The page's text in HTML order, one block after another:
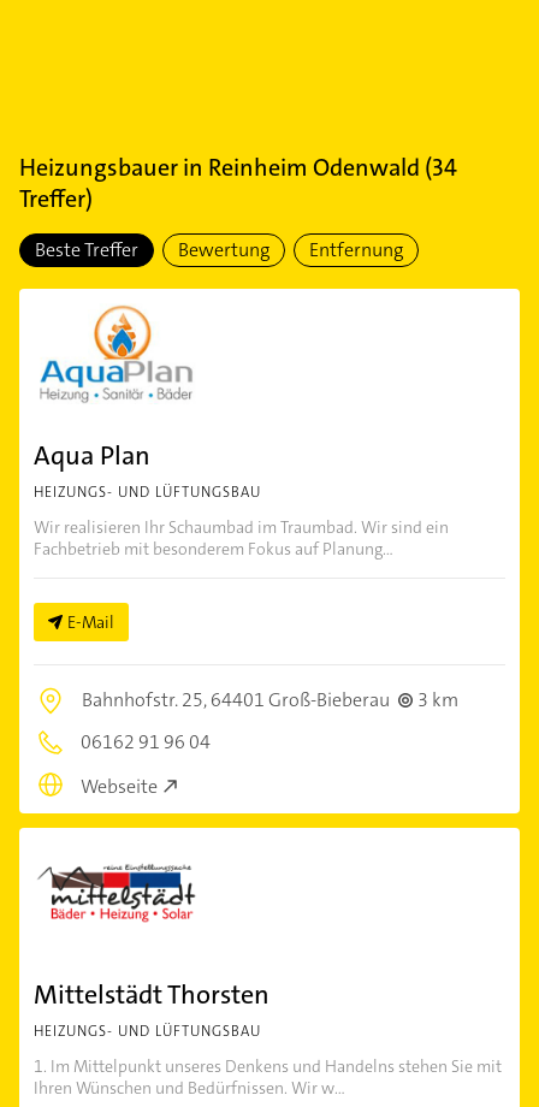
Heizungsbauerin Reinheim Odenwald (34
Treffer)
Beste Treffer Bewertung Entfernung
Aqua Plan
HEIZUNGS- UND LÜFTUNGSBAU
Wir realisieren Ihr Schaumbad im Traumbad. Wir sind ein
Fachbetrieb mit besonderem Fokus auf Planung...
E-Mail
Bahnhofstr. 25,64401 Groß-Bieberau
3 km
06162 91 96 04
Webseite
Mittelstädt Thorsten
HEIZUNGS- UND LÜFTUNGSBAU
1. Im Mittelpunkt unseres Denkens und Handelns stehen Sie mit
Ihren Wünschen und Bedürfnissen. Wir w...